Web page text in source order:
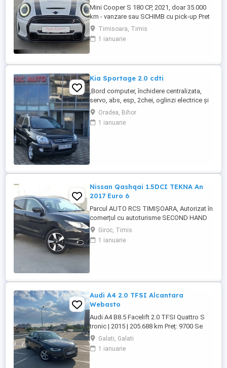
Mini Cooper S 180 CP, 2021, doar 35.000
km - vanzare sau SCHIMB cu pick-up Pret
evaluare: 20.000 EUR + TVA - negociabil in
limite rezonabile. Accept SCHIMB cu pick-
up - Ford Ranger, Toyota Hilux, Mitsubishi
Timisoara, Timis
1 ianuarie
Kia Sportage 2.0 cdti
,Bord computer, închidere centralizata,
servo, abs, esp, 2chei, oglinzi electrice și
încălzite, senzori de lumina, parbriz fata
incalzit, geamuri electrice, comenzi volan,
jante de aluminiu, carlig pentru remorca,
Oradea, Bihor
1 ianuarie
Nissan Qashqai 1.5DCI TEKNA An
2017 Euro 6
Parcul AUTO RCS TIMIȘOARA, Autorizat în
comerțul cu autoturisme SECOND HAND
IMPORT, - LIVRARE GRATUITA LA
DOMICILIUL CLIENTULUI(200KM) -VĂ
OFERIM PE LOC : -Factura se va emite in lei
vederea ...
Giroc, Timis
1 ianuarie
Audi A4 2.0 TFSI Alcantara
Webasto
Audi A4 B8.5 Facelift 2.0 TFSI Quattro S
tronic | 2015 | 205.688 km Preț: 9700 Se
vinde Audi A4 B8.5 Facelift, an fabricație
2015, motor 2.0 TFSI benzină, cutie
automată S tronic și tracțiune Quattro.
Galati, Galati
1 ianuarie